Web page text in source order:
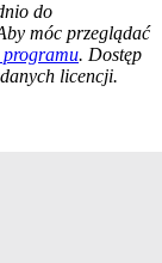
do
móc przeglądać
programu. Dostęp
licencji.